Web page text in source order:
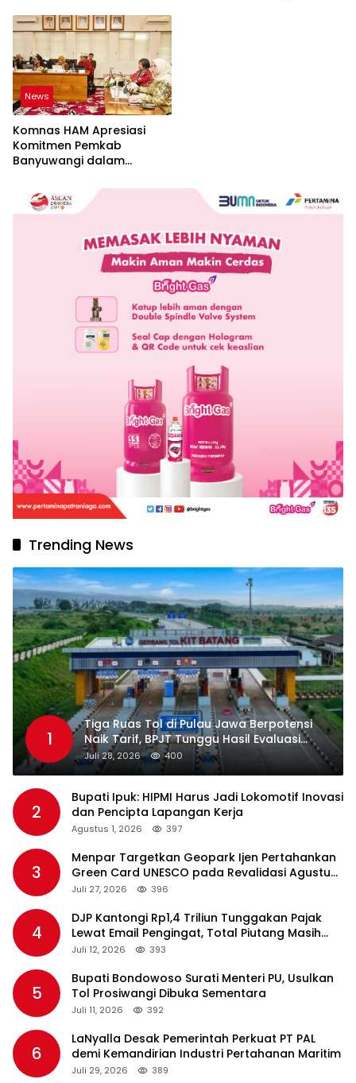
News
Komnas HAM Apresiasi
Komitmen Pemkab
Banyuwangi dalam
Hak Asasi Manusia
Trending News
1
Tiga Ruas Tol di Pulau Jawa Berpotensi
Naik Tarif, BPJT Tunggu Hasil Evaluasi
Standar Pelayanan
Juli 28, 2026 400
2
Bupati Ipuk: HIPMI Harus Jadi Lokomotif Inovasi
dan Pencipta Lapangan Kerja
Agustus 1, 2026 397
3
Menpar Targetkan Geopark Ijen Pertahankan
Green Card UNESCO pada Revalidasi Agustus
2026
Juli 27, 2026 396
4
DJP Kantongi Rp1,4 Triliun Tunggakan Pajak
Lewat Email Pengingat, Total Piutang Masih
Rp36 Triliun
Juli 12, 2026 393
5
Bupati Bondowoso Surati Menteri PU, Usulkan
Tol Prosiwangi Dibuka Sementara
Juli 11, 2026 392
6
LaNyalla Desak Pemerintah Perkuat PT PAL
demi Kemandirian Industri Pertahanan Maritim
Juli 29, 2026 389